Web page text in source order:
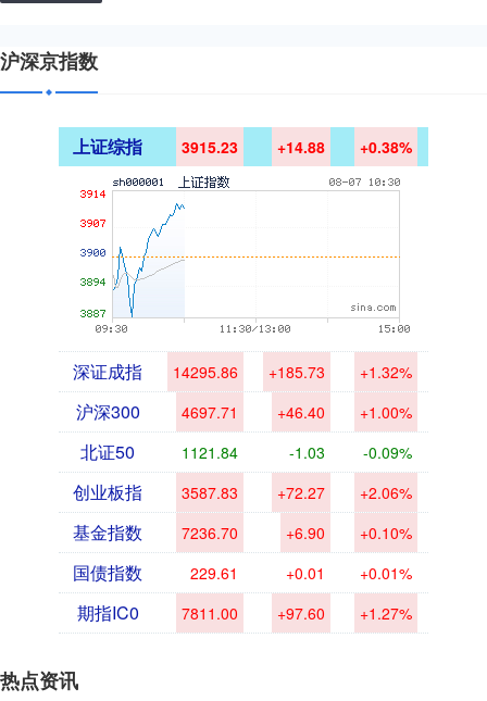
沪深京指数
上证综指 3915.23 +14.88 +0.38%
深证成指 14295.86 +185.73 +1.32%
沪深300 4697.71 +46.40 +1.00%
北证50 1121.84 -1.03 -0.09%
创业板指 3587.83 +72.27 +2.06%
基金指数 7236.70 +6.90 +0.10%
国债指数 229.61 +0.01 +0.01%
期指IC0 7811.00 +97.60 +1.27%
热点资讯